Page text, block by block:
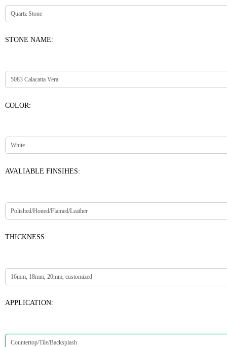
STONE NAME:
COLOR:
AVALIABLE FINSIHES:
THICKNESS:
APPLICATION: